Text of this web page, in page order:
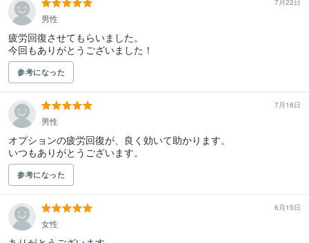
7月22日
男性
疲労回復させてもらいました。
今回もありがとうございました！
参考になった
7月16日
男性
オプションの疲労回復が、良く効いて助かります。
いつもありがとうございます。
参考になった
6月15日
女性